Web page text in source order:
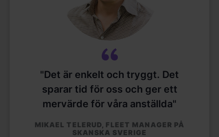
"Det är enkelt och tryggt. Det
sparar tid för oss och ger ett
mervärde för våra anställda"
MIKAEL TELERUD, FLEET MANAGER PÅ
SKANSKA SVERIGE